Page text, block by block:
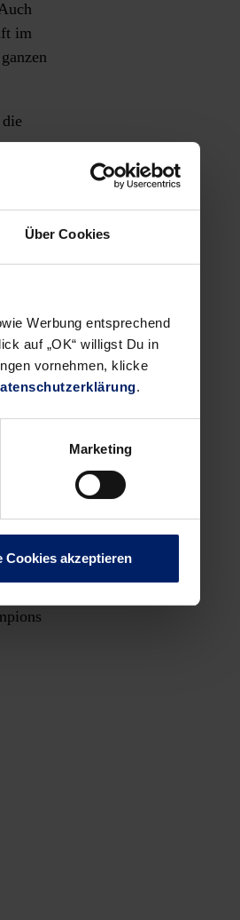
Über Cookies
Werbung entsprechend
auf „OK“ willigst Du in
vornehmen, klicke
.
Marketing
Cookies akzeptieren
im
das
läuft.
hat den
es